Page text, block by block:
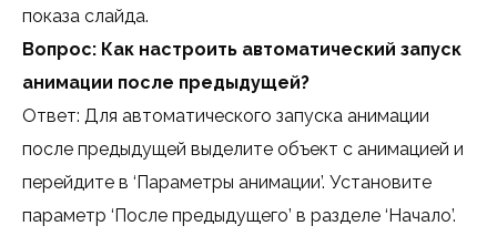
показа слайда.
Вопрос: Как настроить автоматический запуск
анимации после предыдущей?
Ответ: Для автоматического запуска анимации
после предыдущей выделите объект с анимацией и
перейдите в ‘Параметры анимации’. Установите
параметр ‘После предыдущего’ в разделе ‘Начало’.